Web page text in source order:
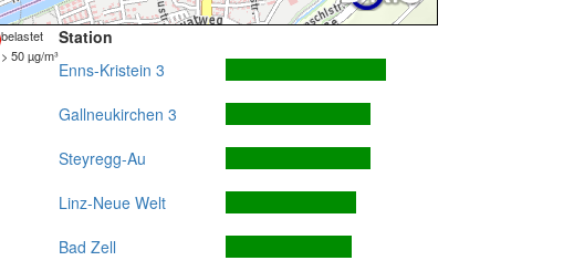
belastet
> 50 µg/m³
Station
Enns-Kristein 3
Gallneukirchen 3
Steyregg-Au
Linz-Neue Welt
Bad Zell